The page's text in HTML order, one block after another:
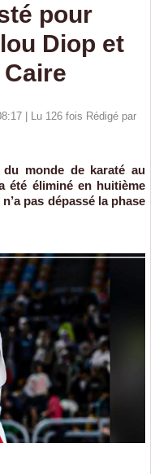
pour
Diop et
| Lu 126 fois Rédigé par
du monde de karaté au
été éliminé en huitième
pas dépassé la phase